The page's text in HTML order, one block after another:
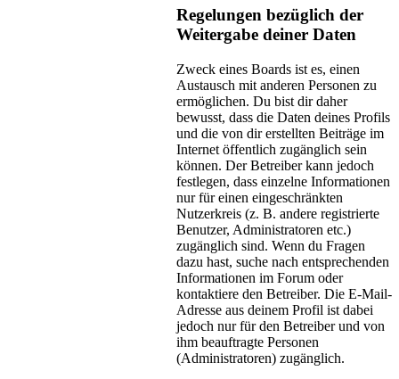
Regelungen bezüglich der
Weitergabe deiner Daten
Zweck eines Boards ist es, einen
Austausch mit anderen Personen zu
ermöglichen. Du bist dir daher
bewusst, dass die Daten deines Profils
und die von dir erstellten Beiträge im
Internet öffentlich zugänglich sein
können. Der Betreiber kann jedoch
festlegen, dass einzelne Informationen
nur für einen eingeschränkten
Nutzerkreis (z. B. andere registrierte
Benutzer, Administratoren etc.)
zugänglich sind. Wenn du Fragen
dazu hast, suche nach entsprechenden
Informationen im Forum oder
kontaktiere den Betreiber. Die E-Mail-
Adresse aus deinem Profil ist dabei
jedoch nur für den Betreiber und von
ihm beauftragte Personen
(Administratoren) zugänglich.